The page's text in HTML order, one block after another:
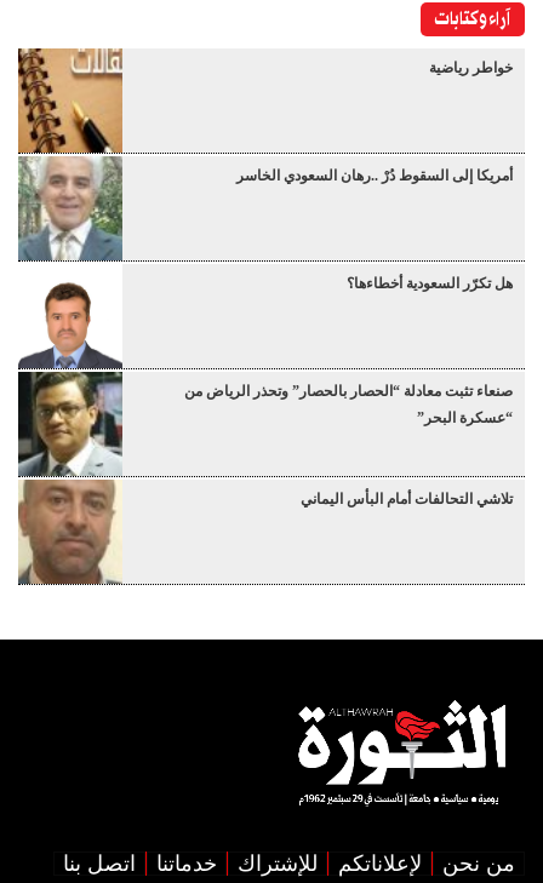
آراء وكتابات
خواطر رياضية
أمريكا إلى السقوط دُرْ ..رهان السعودي الخاسر
هل تكرّر السعودية أخطاءها؟
صنعاء تثبت معادلة “الحصار بالحصار” وتحذر الرياض من
“عسكرة البحر”
تلاشي التحالفات أمام البأس اليماني
من نحن لإعلاناتكم للإشتراك خدماتنا اتصل بنا